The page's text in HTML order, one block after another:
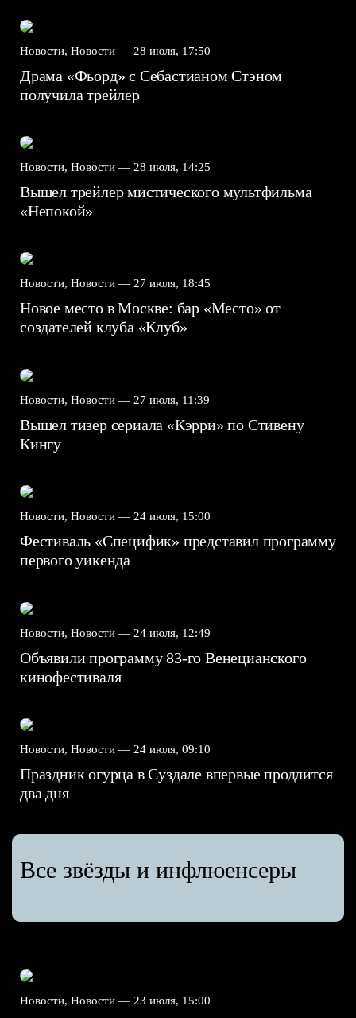
Новости, Новости — 28 июля, 17:50
Драма «Фьорд» с Себастианом Стэном
получила трейлер
Новости, Новости — 28 июля, 14:25
Вышел трейлер мистического мультфильма
«Непокой»
Новости, Новости — 27 июля, 18:45
Новое место в Москве: бар «Место» от
создателей клуба «Клуб»
Новости, Новости — 27 июля, 11:39
Вышел тизер сериала «Кэрри» по Стивену
Кингу
Новости, Новости — 24 июля, 15:00
Фестиваль «Специфик» представил программу
первого уикенда
Новости, Новости — 24 июля, 12:49
Объявили программу 83-го Венецианского
кинофестиваля
Новости, Новости — 24 июля, 09:10
Праздник огурца в Суздале впервые продлится
два дня
Все звёзды и инфлюенсеры
Новости, Новости — 23 июля, 15:00